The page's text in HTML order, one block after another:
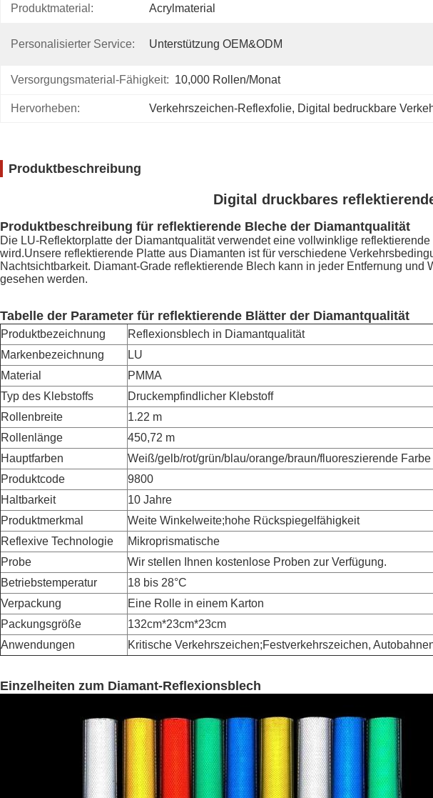
Produktmaterial: Acrylmaterial
Personalisierter Service: Unterstützung OEM&ODM
Versorgungsmaterial-Fähigkeit: 10,000 Rollen/Monat
Hervorheben: Verkehrszeichen-Reflexfolie, Digital bedruckbare
Produktbeschreibung
Digital druckbares
Produktbeschreibung für reflektierende Bleche der Diamantqualität
Die LU-Reflektorplatte der Diamantqualität verwendet eine vollwinklige
wird.Unsere reflektierende Platte aus Diamanten ist für verschiedene
Nachtsichtbarkeit. Diamant-Grade reflektierende Blech kann in jeder Entfernung
gesehen werden.
Tabelle der Parameter für reflektierende Blätter der Diamantqualität
Produktbezeichnung
Reflexionsblech in Diamantqualität
Markenbezeichnung
LU
Material
PMMA
Typ des Klebstoffs
Druckempfindlicher Klebstoff
Rollenbreite
1.22 m
Rollenlänge
450,72 m
Hauptfarben
Weiß/gelb/rot/grün/blau/orange/braun/fluoreszierende Farbe
Produktcode
9800
Haltbarkeit
10 Jahre
Produktmerkmal
Weite Winkelweite;hohe Rückspiegelfähigkeit
Reflexive Technologie
Mikroprismatische
Probe
Wir stellen Ihnen kostenlose Proben zur Verfügung.
Betriebstemperatur
18 bis 28°C
Verpackung
Eine Rolle in einem Karton
Packungsgröße
132cm*23cm*23cm
Anwendungen
Kritische Verkehrszeichen;Festverkehrszeichen,
Einzelheiten zum Diamant-Reflexionsblech